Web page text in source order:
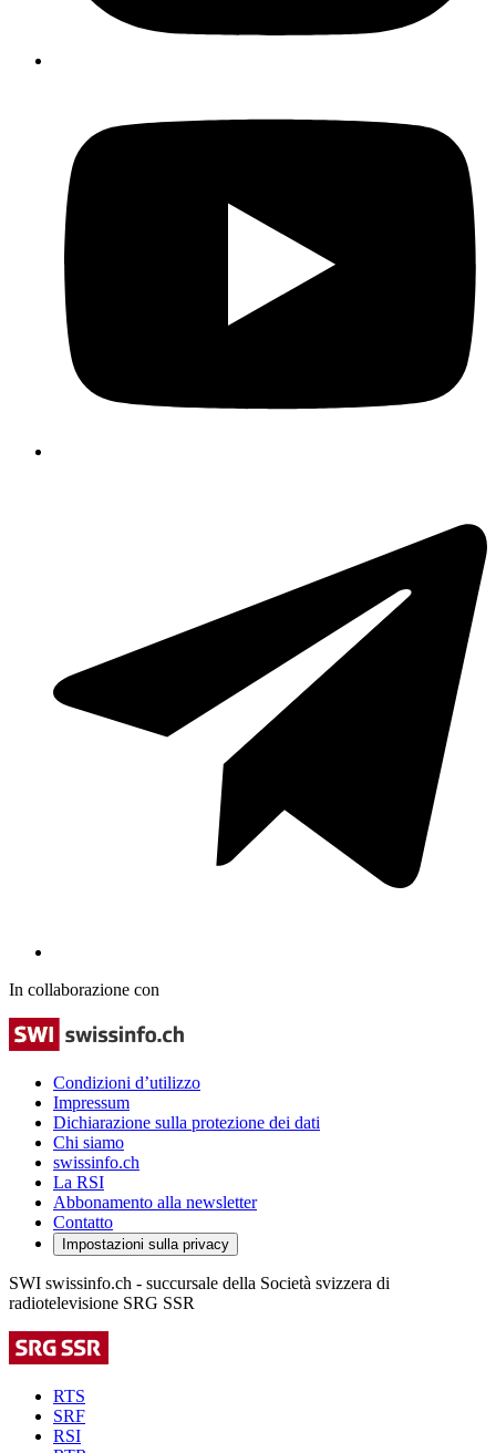
In collaborazione con
Condizioni d’utilizzo
Impressum
Dichiarazione sulla protezione dei dati
Chi siamo
swissinfo.ch
La RSI
Abbonamento alla newsletter
Contatto
Impostazioni sulla privacy
SWI swissinfo.ch - succursale della Società svizzera di
radiotelevisione SRG SSR
RTS
SRF
RSI